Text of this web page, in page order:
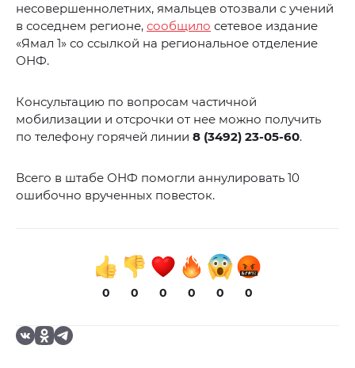
несовершеннолетних, ямальцев отозвали с учений
в соседнем регионе, сообщило сетевое издание
«Ямал 1» со ссылкой на региональное отделение
ОНФ.
Консультацию по вопросам частичной
мобилизации и отсрочки от нее можно получить
по телефону горячей линии 8 (3492) 23-05-60.
Всего в штабе ОНФ помогли аннулировать 10
ошибочно врученных повесток.
0 0 0 0 0 0